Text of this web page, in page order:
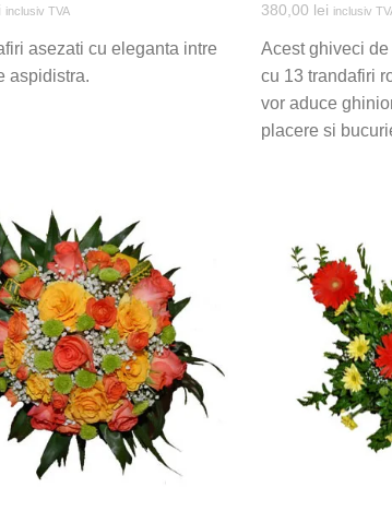
inclusiv TVA
asezati cu eleganta intre
aspidistra.
380,00 lei inclusiv
Acest ghiveci
cu 13 trandafiri
vor aduce
placere si